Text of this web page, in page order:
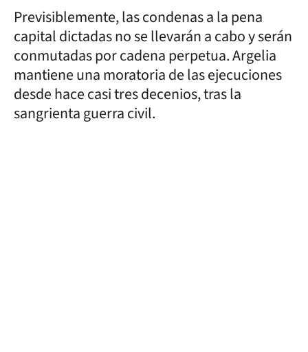
Previsiblemente, las condenas a la pena
capital dictadas no se llevarán a cabo y serán
conmutadas por cadena perpetua. Argelia
mantiene una moratoria de las ejecuciones
desde hace casi tres decenios, tras la
sangrienta guerra civil.